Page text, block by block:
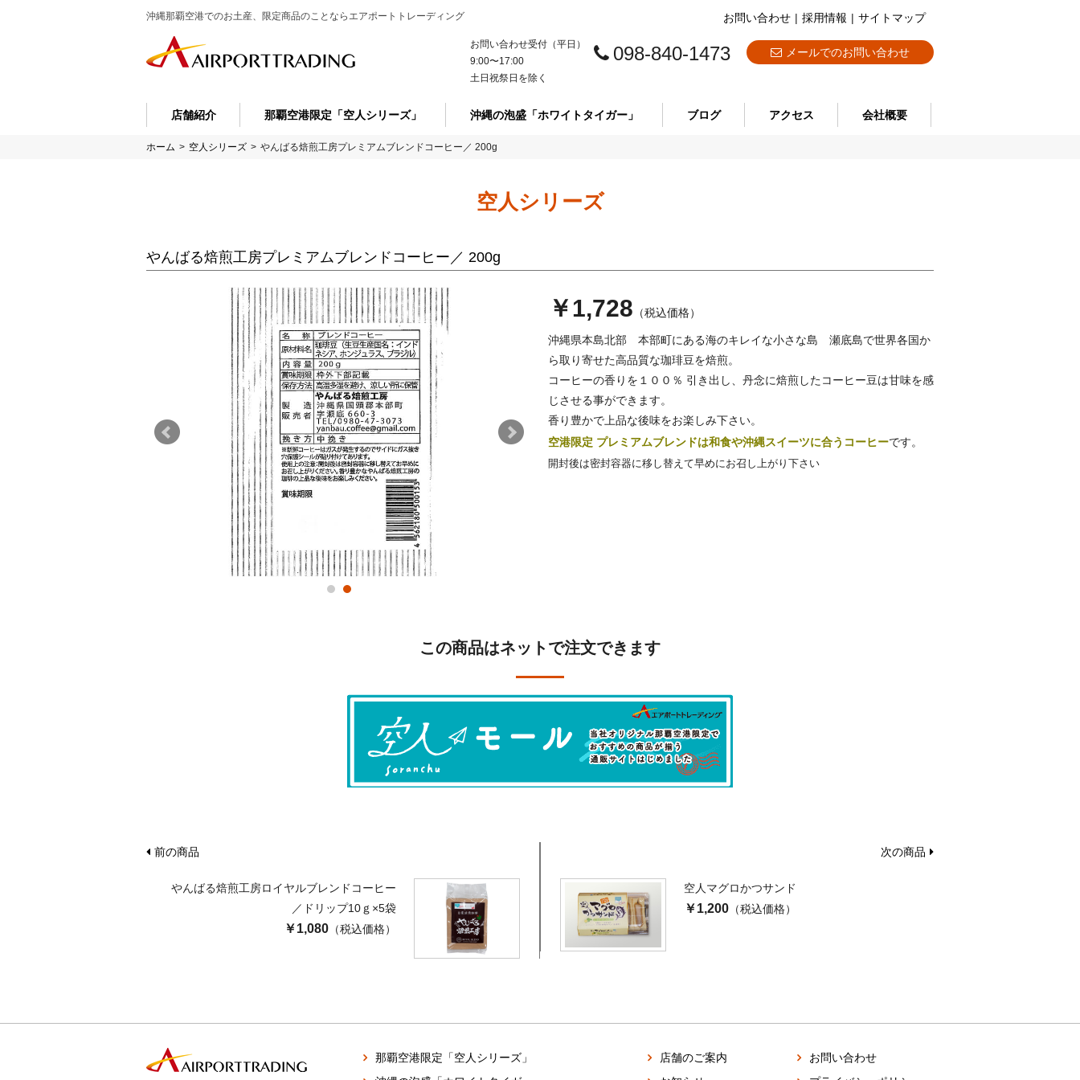
沖縄那覇空港でのお土産、限定商品のことなら エアポートトレーディング お問い合わせ | 採用情報 | サイトマップ
お問い合わせ受付（平日）
9:00〜17:00
土日祝祭日を除く
098-840-1473 メールでのお問い合わせ
店舗紹介 那覇空港限定「空人シリーズ」 沖縄の泡盛「ホワイトタイガー」 ブログ アクセス 会社概要
ホーム > 空人シリーズ > やんばる焙煎工房プレミアムブレンドコーヒー／ 200g
空人シリーズ
やんばる焙煎工房プレミアムブレンドコーヒー／ 200g
￥1,728 （税込価格）
沖縄県本島北部 本部町にある海のキレイな小さな島 瀬底島で世界各国か
ら取り寄せた高品質な珈琲豆を焙煎。
コーヒーの香りを１００％ 引き出し、丹念に焙煎したコーヒー豆は甘味を感
じさせる事ができます。
香り豊かで上品な後味をお楽しみ下さい。
空港限定 プレミアムブレンドは和食や沖縄スイーツに合うコーヒーです。
開封後は密封容器に移し替えて早めにお召し上がり下さい
この商品はネットで注文できます
前の商品
やんばる焙煎工房ロイヤルブレンドコーヒー
／ドリップ10ｇ×5袋
￥1,080（税込価格）
次の商品
空人マグロかつサンド
￥1,200 （税込価格）
那覇空港限定「空人シリーズ」
店舗のご案内
お問い合わせ